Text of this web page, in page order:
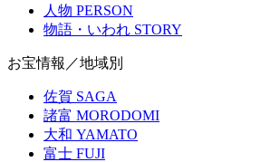
人物 PERSON
物語・いわれ STORY
お宝情報／地域別
佐賀 SAGA
諸富 MORODOMI
大和 YAMATO
富士 FUJI